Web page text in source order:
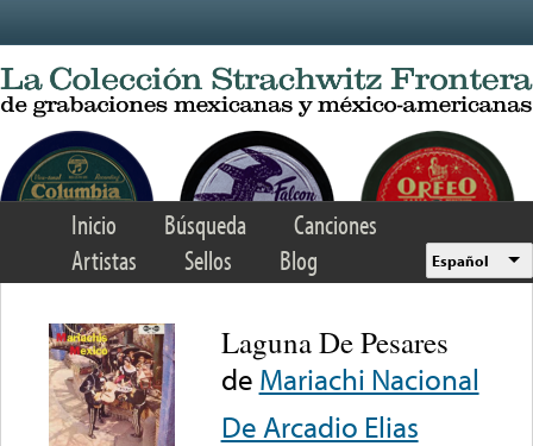
Inicio Búsqueda
Canciones
Artistas
Sellos Blog Español
Laguna De Pesares
de Mariachi Nacional
De Arcadio Elias